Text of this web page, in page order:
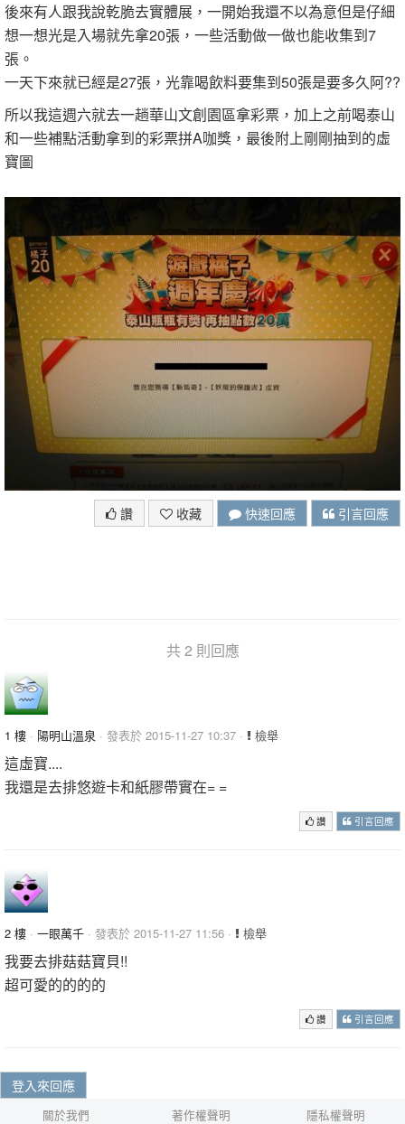
後來有人跟我說乾脆去實體展，一開始我還不以為意但是仔細
想一想光是入場就先拿20張，一些活動做一做也能收集到7
張。
一天下來就已經是27張，光靠喝飲料要集到50張是要多久阿??
所以我這週六就去一趟華山文創園區拿彩票，加上之前喝泰山
和一些補點活動拿到的彩票拼A咖獎，最後附上剛剛抽到的虛
寶圖
讚 收藏 快速回應 引言回應
共 2 則回應
1 樓 · 陽明山溫泉 · 發表於 2015-11-27 10:37 · 檢舉
這虛寶....
我還是去排悠遊卡和紙膠帶實在= =
讚 引言回應
2 樓 · 一眼萬千 · 發表於 2015-11-27 11:56 · 檢舉
我要去排菇菇寶貝!!
超可愛的的的的
讚 引言回應
登入來回應
關於我們 著作權聲明 隱私權聲明